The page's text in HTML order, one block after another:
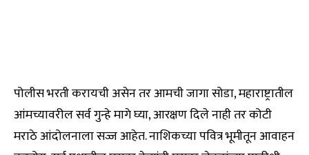
पोलीस भरती करायची असेन तर आमची जागा सोडा, महाराष्ट्रातील
आंमच्यावरील सर्व गुन्हे मागे घ्या, आरक्षण दिले नाही तर कोटी
मराठे आंदोलनाला सज्ज आहेत. नाशिकच्या पवित्र भूमीतून आवाहन